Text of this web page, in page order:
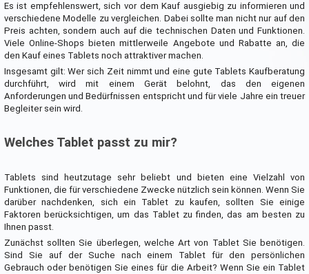
Es ist empfehlenswert, sich vor dem Kauf ausgiebig zu informieren und
verschiedene Modelle zu vergleichen. Dabei sollte man nicht nur auf den
Preis achten, sondern auch auf die technischen Daten und Funktionen.
Viele Online-Shops bieten mittlerweile Angebote und Rabatte an, die
den Kauf eines Tablets noch attraktiver machen.
Insgesamt gilt: Wer sich Zeit nimmt und eine gute Tablets Kaufberatung
durchführt, wird mit einem Gerät belohnt, das den eigenen
Anforderungen und Bedürfnissen entspricht und für viele Jahre ein treuer
Begleiter sein wird.
Welches Tablet passt zu mir?
Tablets sind heutzutage sehr beliebt und bieten eine Vielzahl von
Funktionen, die für verschiedene Zwecke nützlich sein können. Wenn Sie
darüber nachdenken, sich ein Tablet zu kaufen, sollten Sie einige
Faktoren berücksichtigen, um das Tablet zu finden, das am besten zu
Ihnen passt.
Zunächst sollten Sie überlegen, welche Art von Tablet Sie benötigen.
Sind Sie auf der Suche nach einem Tablet für den persönlichen
Gebrauch oder benötigen Sie eines für die Arbeit? Wenn Sie ein Tablet